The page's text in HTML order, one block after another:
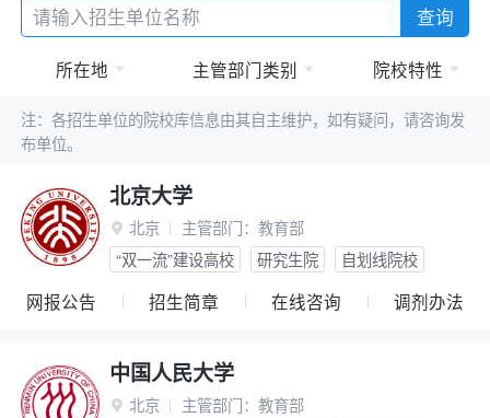
查询
所在地 主管部门类别 院校特性
注：各招生单位的院校库信息由其自主维护，如有疑问，请咨询发
布单位。
北京大学
 北京 主管部门： 教育部
“双一流”建设高校
研究生院 自划线院校
网报公告 招生简章 在线咨询 调剂办法
中国人民大学
 北京 主管部门： 教育部